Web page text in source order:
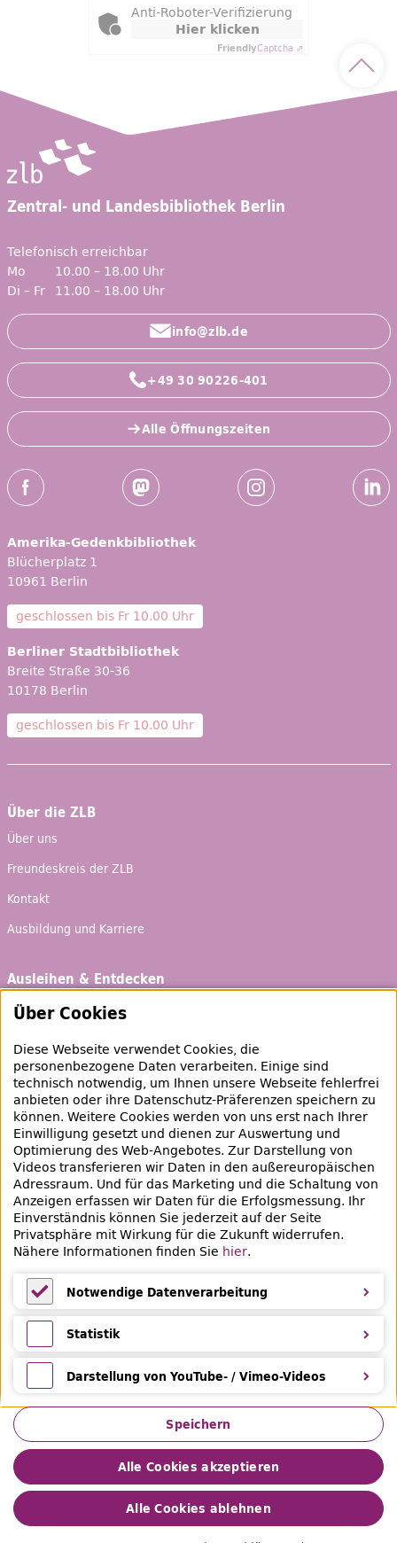
Anti-Roboter-Verifizierung
Hier klicken
FriendlyCaptcha ⇗
Zentral- und Landesbibliothek Berlin
Telefonisch erreichbar
Mo
10.00 – 18.00 Uhr
Di – Fr 11.00 – 18.00 Uhr
info@zlb.de
+49 30 90226-401
Alle Öffnungszeiten
Social-Media Kanäle der ZLB
Facebook Mastodon Instagram
Amerika-Gedenkbibliothek
Blücherplatz 1
10961 Berlin
geschlossen bis Fr 10.00 Uhr
Berliner Stadtbibliothek
Breite Straße 30-36
10178 Berlin
geschlossen bis Fr 10.00 Uhr
Über die ZLB
Über uns
Freundeskreis der ZLB
Kontakt
Ausbildung und Karriere
Ausleihen & Entdecken
Schaufenster
Bibliotheksausweis
Highlights
Veranstaltungen & Lernangebote
Veranstaltungsübersicht
Lern- und Beratungsangebote
Eltern & Kinder
Ferien
Medientipps und Angebote
Impressum Datenschutz
Leichte Sprache
Gebärdensprache
Privatsphäre
Barrierefreiheit
Hilfe &
Über Cookies
Diese Webseite verwendet Cookies, die
personenbezogene Daten verarbeiten. Einige sind
technisch notwendig, um Ihnen unsere Webseite fehlerfrei
anbieten oder ihre Datenschutz-Präferenzen speichern zu
können. Weitere Cookies werden von uns erst nach Ihrer
Einwilligung gesetzt und dienen zur Auswertung und
Optimierung desWeb-Angebotes. Zur Darstellung von
Videos transferieren wir Daten in den außereuropäischen
Adressraum. Und für das Marketing und die Schaltung von
Anzeigen erfassen wir Daten für die Erfolgsmessung. Ihr
Einverständnis können Sie jederzeit auf der Seite
Privatsphäre mit Wirkung für die Zukunft widerrufen.
Nähere Informationen finden Sie hier.
Notwendige Datenverarbeitung
Notwendige Datenverarbeitung
Statistik
StatistikDarstellung von YouTube- / Vimeo-Videos
Darstellung von YouTube- / Vimeo-Videos
Speichern
Alle Cookies akzeptieren
Alle Cookies ablehnen